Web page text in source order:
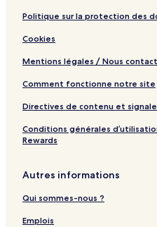
r
d
Politique sur la protection des
Cookies
Mentions légales / Nous
Comment fonctionne notre site
Directives de contenu et
Conditions générales
Rewards
Autres informations
Qui sommes-nous ?
Emplois